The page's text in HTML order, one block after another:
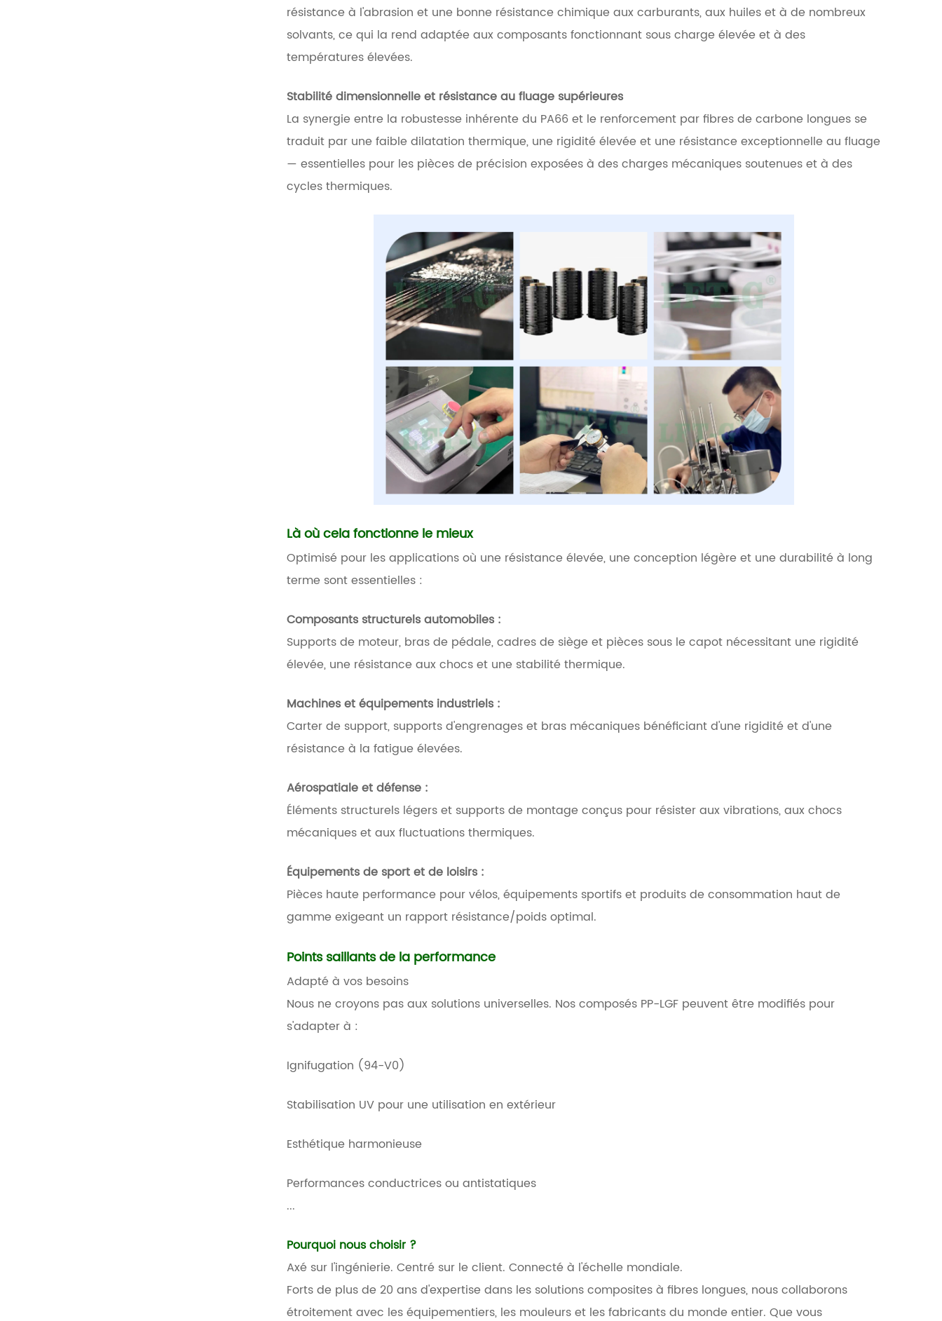
résistance à l'abrasion et une bonne résistance chimique aux carburants, aux huiles et à de nombreux
solvants, ce qui la rend adaptée aux composants fonctionnant sous charge élevée et à des
températures élevées.
Stabilité dimensionnelle et résistance au fluage supérieures
La synergie entre la robustesse inhérente du PA66 et le renforcement par fibres de carbone longues se
traduit par une faible dilatation thermique, une rigidité élevée et une résistance exceptionnelle au fluage
— essentielles pour les pièces de précision exposées à des charges mécaniques soutenues et à des
cycles thermiques.
Là où cela fonctionne le mieux
Optimisé pour les applications où une résistance élevée, une conception légère et une durabilité à long
terme sont essentielles :
Composants structurels automobiles :
Supports de moteur, bras de pédale, cadres de siège et pièces sous le capot nécessitant une rigidité
élevée, une résistance aux chocs et une stabilité thermique.
Machines et équipements industriels :
Carter de support, supports d'engrenages et bras mécaniques bénéficiant d'une rigidité et d'une
résistance à la fatigue élevées.
Aérospatiale et défense :
Éléments structurels légers et supports de montage conçus pour résister aux vibrations, aux chocs
mécaniques et aux fluctuations thermiques.
Équipements de sport et de loisirs :
Pièces haute performance pour vélos, équipements sportifs et produits de consommation haut de
gamme exigeant un rapport résistance/poids optimal.
Points saillants de la performance
Adapté à vos besoins
Nous ne croyons pas aux solutions universelles. Nos composés PP-LGF peuvent être modifiés pour
s'adapter à :
Ignifugation (94-V0)
Stabilisation UV pour une utilisation en extérieur
Esthétique harmonieuse
Performances conductrices ou antistatiques
...
Pourquoi nous choisir ?
Axé sur l'ingénierie. Centré sur le client. Connecté à l'échelle mondiale.
Forts de plus de 20 ans d'expertise dans les solutions composites à fibres longues, nous collaborons
étroitement avec les équipementiers, les mouleurs et les fabricants du monde entier. Que vous